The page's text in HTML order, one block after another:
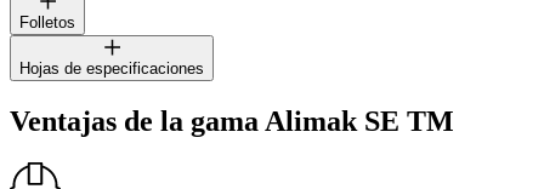
Folletos
ALIMAK SE TM
Gama de elevadores de alta capacidad
Hojas de especificaciones
ALIMAK SE TM
Gama de elevadores de alta capacidad
Ventajas de la gama Alimak SE TM